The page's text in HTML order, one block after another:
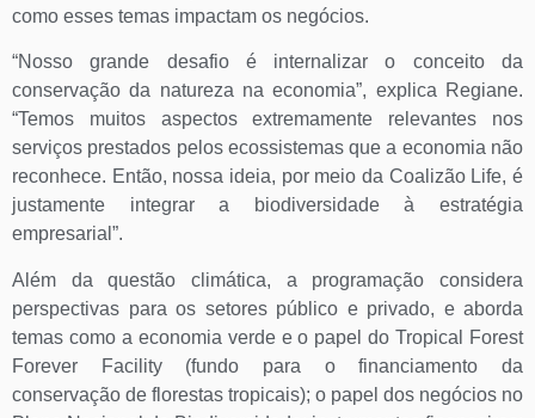
como esses temas impactam os negócios.
“Nosso grande desafio é internalizar o conceito da
conservação da natureza na economia”, explica Regiane.
“Temos muitos aspectos extremamente relevantes nos
serviços prestados pelos ecossistemas que a economia não
reconhece. Então, nossa ideia, por meio da Coalizão Life, é
justamente integrar a biodiversidade à estratégia
empresarial”.
Além da questão climática, a programação considera
perspectivas para os setores público e privado, e aborda
temas como a economia verde e o papel do Tropical Forest
Forever Facility (fundo para o financiamento da
conservação de florestas tropicais); o papel dos negócios no